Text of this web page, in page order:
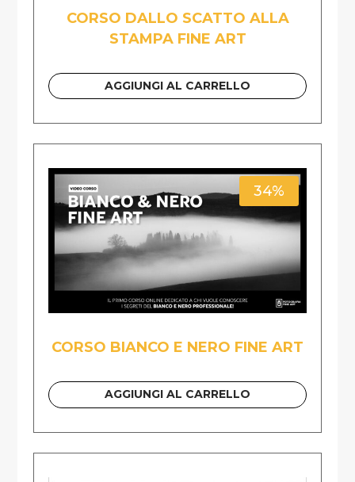
CORSO DALLO SCATTO ALLA
STAMPA FINE ART
AGGIUNGI AL CARRELLO
34%
CORSO BIANCO E NERO FINE ART
AGGIUNGI AL CARRELLO